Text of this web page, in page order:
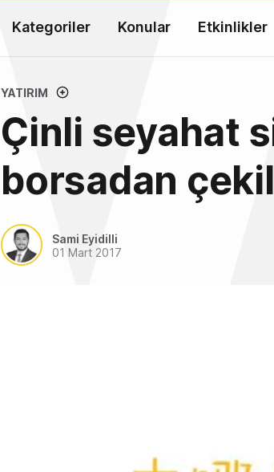
Kategoriler Konular Etkinlikler
YATIRIM
Çinli seyahat
borsadan
Sami Eyidilli
01 Mart 2017